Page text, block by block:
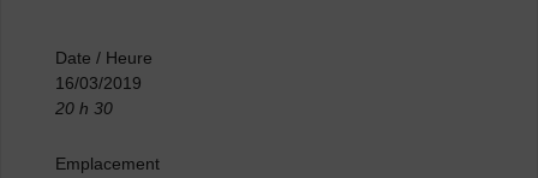
Date / Heure
16/03/2019
20 h 30
Emplacement